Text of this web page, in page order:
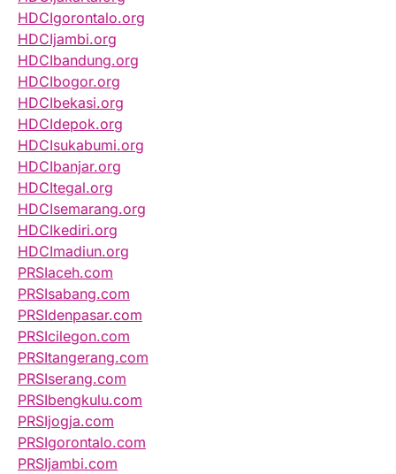
HDCIgorontalo.org
HDCIjambi.org
HDCIbandung.org
HDCIbogor.org
HDCIbekasi.org
HDCIdepok.org
HDCIsukabumi.org
HDCIbanjar.org
HDCItegal.org
HDCIsemarang.org
HDCIkediri.org
HDCImadiun.org
PRSIaceh.com
PRSIsabang.com
PRSIdenpasar.com
PRSIcilegon.com
PRSItangerang.com
PRSIserang.com
PRSIbengkulu.com
PRSIjogja.com
PRSIgorontalo.com
PRSIjambi.com